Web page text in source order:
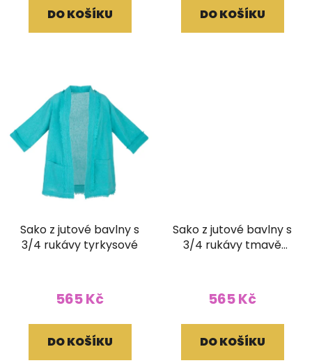
DO KOŠÍKU DO KOŠÍKU
Sako z jutové bavlny s
3/4 rukávy tyrkysové
565 Kč
DO KOŠÍKU
Sako z jutové bavlny s
3/4 rukávy tmavě
565 Kč
DO KOŠÍKU